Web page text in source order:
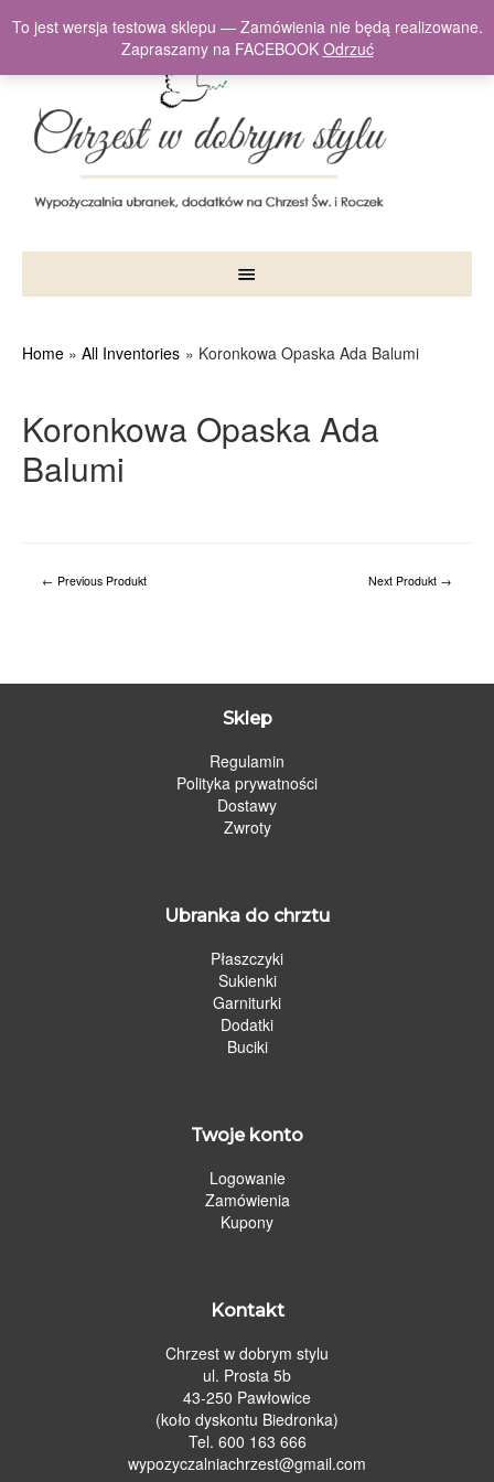
Home All Inventories Koronkowa Opaska Ada Balumi
Koronkowa Opaska Ada
Balumi
← Previous Produkt Next Produkt →
Sklep
Regulamin
Polityka prywatności
Dostawy
Zwroty
Ubranka do chrztu
Płaszczyki
Sukienki
Garniturki
Dodatki
Buciki
Twoje konto
Logowanie
Zamówienia
Kupony
Kontakt
Chrzest w dobrym stylu
ul. Prosta 5b
43-250 Pawłowice
(koło dyskontu Biedronka)
Tel. 600 163 666
wypozyczalniachrzest@gmail.com
To jest wersja testowa sklepu — Zamówienia nie będą realizowane.
Zapraszamy na FACEBOOK Odrzuć